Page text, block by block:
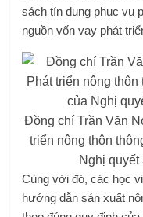
sách tín dụng phục vụ
nguồn vốn vay phát
Đồng chí Trần Văn
triển nông thôn
Nghị
Cùng với đó, các học
hướng dẫn sản xuất